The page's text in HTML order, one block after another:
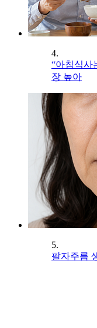
4.
“아침식사
장 높아
5.
팔자주름